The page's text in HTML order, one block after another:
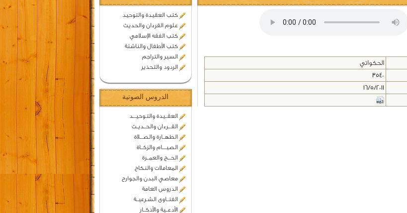
كتب العقيدة والتوحيد
علوم القرءان والحديث
كتب الفقه الإسلامي
كتب الأطفال والناشئة
السير والتراجم
الردود والتحذير
الدروس الصوتية
العقــيدة والتـوحيـــد
القـــرءان والحــديـث
الطهــارة والصـــلاة
الصيــــام والزكــاة
الحـــج والعمــرة
المعاملات والنكاح
معاصي البدن والجوارح
الدروس العامة
الفتــاوى الشـرعيــة
الأدعــية والأذكــار
الحكواتي
3540
16/5/2011